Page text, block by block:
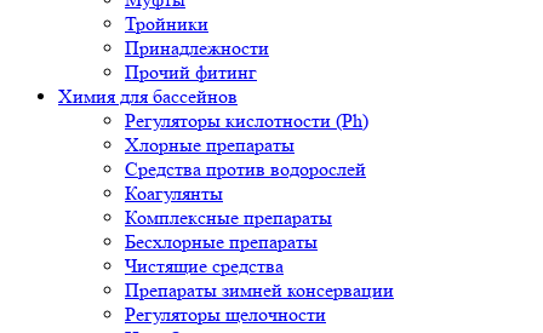
Тройники
Принадлежности
Прочий фитинг
Химия для бассейнов
Регуляторы кислотности (Ph)
Хлорные препараты
Средства против водорослей
Коагулянты
Комплексные препараты
Бесхлорные препараты
Чистящие средства
Препараты зимней консервации
Регуляторы щелочности